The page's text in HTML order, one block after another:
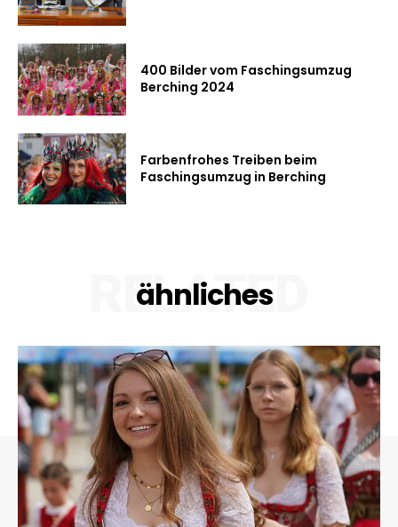
400 Bilder vom Faschingsumzug
Berching 2024
Farbenfrohes Treiben beim
Faschingsumzug in Berching
ähnliches
RELATED